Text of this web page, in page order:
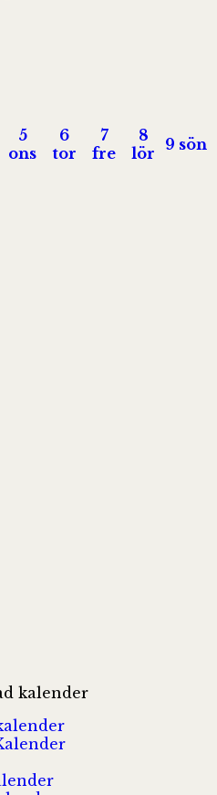
5
ons
6
tor
7
fre
8
lör
9 sön
kalender